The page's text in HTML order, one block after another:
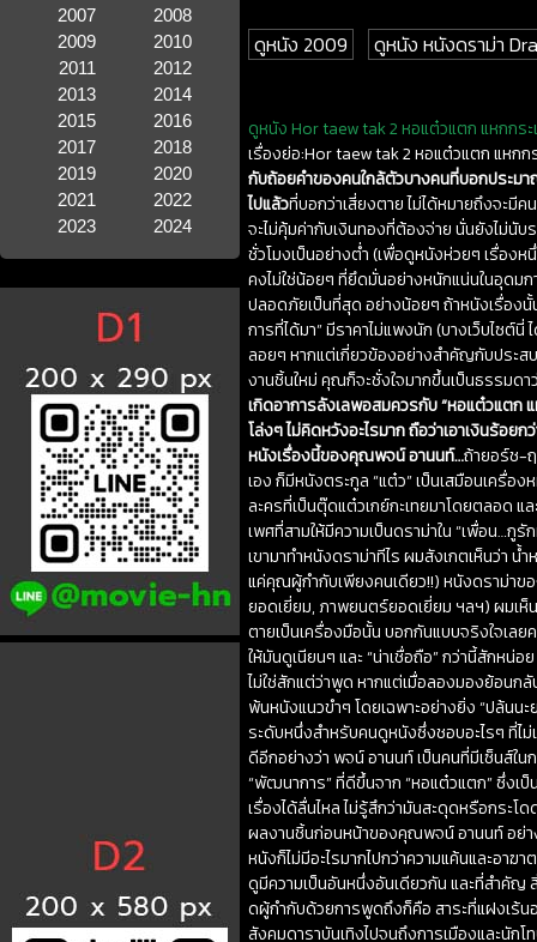
2007
2008
2009
2010
2011
2012
2013
2014
2015
2016
2017
2018
2019
2020
2021
2022
2023
2024
ดูหนัง 2009 ดูหนัง หนังดราม่า
ดูหนัง Hor taew tak 2 หอแต๋วแตก แหกกร
เรื่องย่อ:Hor taew tak 2 หอแต๋วแตก แหก
กับถ้อยคำของคนใกล้ตัวบางคนที่บอกประมา
ไปแล้วที่บอกว่าเสี่ยงตาย ไม่ได้หมายถึงจะมี
จะไม่คุ้มค่ากับเงินทองที่ต้องจ่าย นั่นยังไม่นั
ชั่วโมงเป็นอย่างต่ำ (เพื่อดูหนังห่วยๆ เรื่องห
คงไม่ใช่น้อยๆ ที่ยึดมั่นอย่างหนักแน่นในอุดม
ปลอดภัยเป็นที่สุด อย่างน้อยๆ ถ้าหนังเรื่องนั้
การที่ได้มา” มีราคาไม่แพงนัก (บางเว็บไซต์นี่
ลอยๆ หากแต่เกี่ยวข้องอย่างสำคัญกับประส
งานชิ้นใหม่ คุณก็จะชั่งใจมากขึ้นเป็นธรรมดา
เกิดอาการลังเลพอสมควรกับ “หอแต๋วแตก
โล่งๆ ไม่คิดหวังอะไรมาก ถือว่าเอาเงินร้อ
หนังเรื่องนี้ของคุณพจน์ อานนท์…ถ้ายอร์ช-
เอง ก็มีหนังตระกูล “แต๋ว” เป็นเสมือนเครื่
ละครที่เป็นตุ๊ดแต๋วเกย์กะเทยมาโดยตลอด
เพศที่สามให้มีความเป็นดราม่าใน “เพื่อน…กูรั
เขามาทำหนังดราม่าทีไร ผมสังเกตเห็นว่า น้
แค่คุณผู้กำกับเพียงคนเดียว!!) หนังดราม่าขอ
ยอดเยี่ยม, ภาพยนตร์ยอดเยี่ยม ฯลฯ) ผมเห็
ตายเป็นเครื่องมือนั้น บอกกันแบบจริงใจเลย
ให้มันดูเนียนๆ และ “น่าเชื่อถือ” กว่านี้สักหน่
ไม่ใช่สักแต่ว่าพูด หากแต่เมื่อลองมองย้อนกลั
พ้นหนังแนวขำๆ โดยเฉพาะอย่างยิ่ง “ปล้นนะย
ระดับหนึ่งสำหรับคนดูหนังซึ่งชอบอะไรๆ ที่ไ
ดีอีกอย่างว่า พจน์ อานนท์ เป็นคนที่มีเซ็นส์ใ
“พัฒนาการ” ที่ดีขึ้นจาก “หอแต๋วแตก” ซึ่งเ
เรื่องได้ลื่นไหล ไม่รู้สึกว่ามันสะดุดหรือกระโ
ผลงานชิ้นก่อนหน้าของคุณพจน์ อานนท์ อย่า
หนังก็ไม่มีอะไรมากไปกว่าความแค้นและอา
ดูมีความเป็นอันหนึ่งอันเดียวกัน และที่สำคั
ดผู้กำกับด้วยการพูดถึงก็คือ สาระที่แฝงเร้น
สังคมดาราบันเทิงไปจนถึงการเมืองและนั